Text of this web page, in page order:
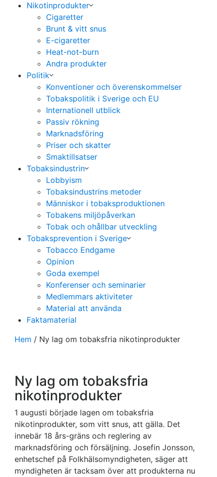
Nikotinprodukter
Cigaretter
Brunt & vitt snus
E-cigaretter
Heat-not-burn
Andra produkter
Politik
Konventioner och överenskommelser
Tobakspolitik i Sverige och EU
Internationell utblick
Passiv rökning
Marknadsföring
Priser och skatter
Smaktillsatser
Tobaksindustrin
Lobbyism
Tobaksindustrins metoder
Människor i tobaksproduktionen
Tobakens miljöpåverkan
Tobak och ohållbar utveckling
Tobaksprevention i Sverige
Tobacco Endgame
Opinion
Goda exempel
Konferenser och seminarier
Medlemmars aktiviteter
Material att använda
Faktamaterial
Hem / Ny lag om tobaksfria nikotinprodukter
Ny lag om tobaksfria
nikotinprodukter
1 augusti började lagen om tobaksfria
nikotinprodukter, som vitt snus, att gälla. Det
innebär 18 års-gräns och reglering av
marknadsföring och försäljning. Josefin Jonsson,
enhetschef på Folkhälsomyndigheten, säger att
myndigheten är tacksam över att produkterna nu